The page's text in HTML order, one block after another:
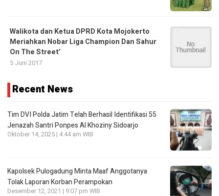
Walikota dan Ketua DPRD Kota Mojokerto
Meriahkan Nobar Liga Champion Dan Sahur
On The Street’
5 Juni 2017
Recent News
Tim DVI Polda Jatim Telah Berhasil Identifikasi 55
Jenazah Santri Ponpes Al Khoziny Sidoarjo
Oktober 14, 2025 | 4:44 am WIB
Kapolsek Pulogadung Minta Maaf Anggotanya
Tolak Laporan Korban Perampokan
Desember 12, 2021 | 9:07 pm WIB